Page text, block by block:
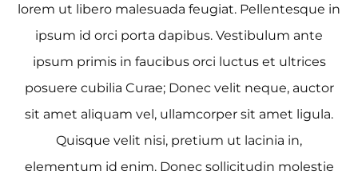
lorem ut libero malesuada feugiat. Pellentesque in
ipsum id orci porta dapibus. Vestibulum ante
ipsum primis in faucibus orci luctus et ultrices
posuere cubilia Curae; Donec velit neque, auctor
sit amet aliquam vel, ullamcorper sit amet ligula.
Quisque velit nisi, pretium ut lacinia in,
elementum id enim. Donec sollicitudin molestie